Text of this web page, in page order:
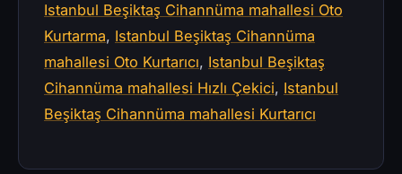
Istanbul Beşiktaş Cihannüma mahallesi Oto
Kurtarma, Istanbul Beşiktaş Cihannüma
mahallesi Oto Kurtarıcı, Istanbul Beşiktaş
Cihannüma mahallesi Hızlı Çekici, Istanbul
Beşiktaş Cihannüma mahallesi Kurtarıcı